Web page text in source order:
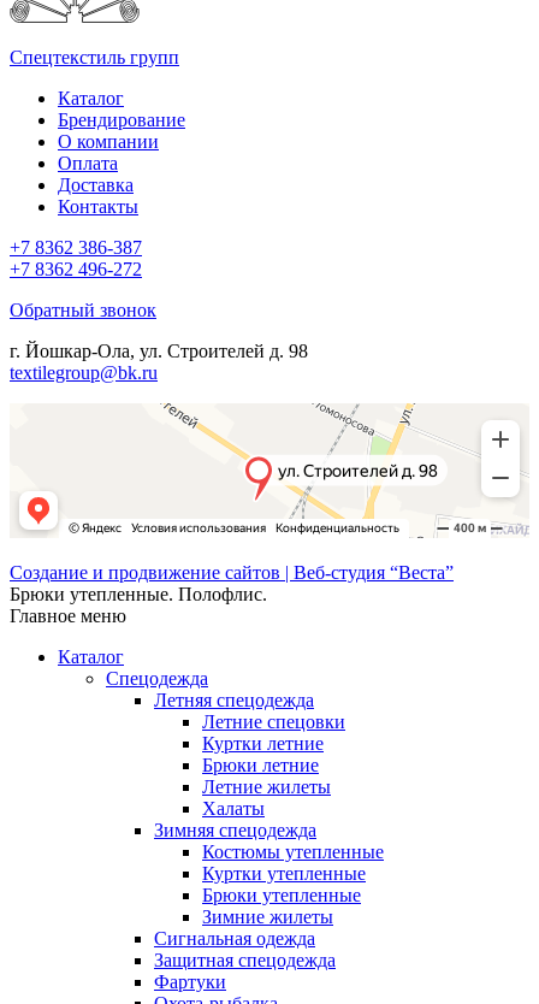
Спецтекстиль групп
Каталог
Брендирование
О компании
Оплата
Доставка
Контакты
+7 8362 386-387
+7 8362 496-272
Обратный звонок
г. Йошкар-Ола, ул. Строителей д. 98
textilegroup@bk.ru
Создание и продвижение сайтов | Веб-студия “Веста”
Брюки утепленные. Полофлис.
Главное меню
Каталог
Спецодежда
Летняя спецодежда
Летние спецовки
Куртки летние
Брюки летние
Летние жилеты
Халаты
Зимняя спецодежда
Костюмы утепленные
Куртки утепленные
Брюки утепленные
Зимние жилеты
Сигнальная одежда
Защитная спецодежда
Фартуки